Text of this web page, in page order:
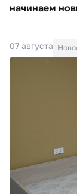
начинаем
07 августа